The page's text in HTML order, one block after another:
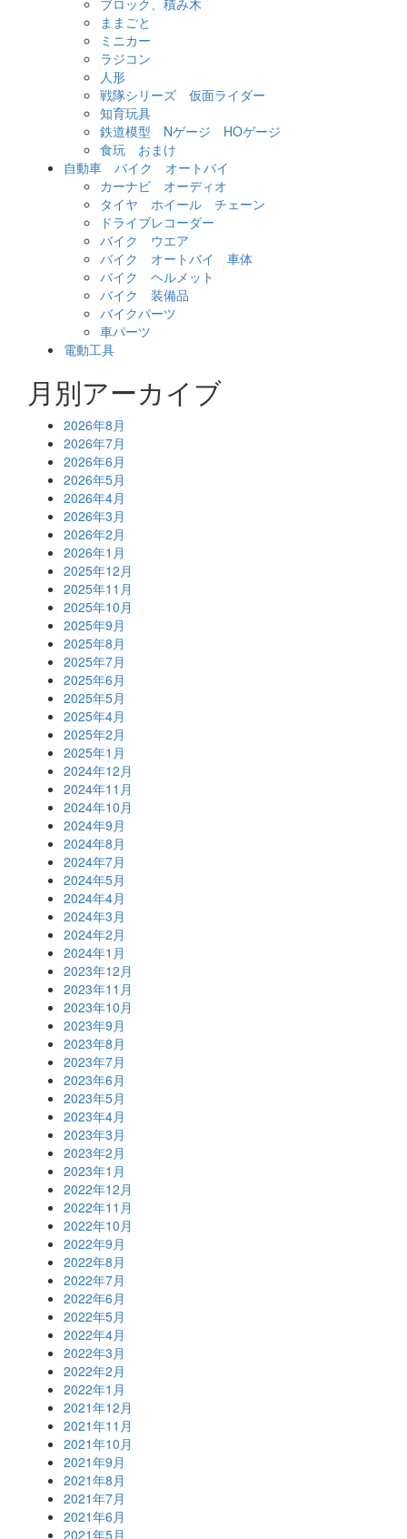
ブロック、積み木
ままごと
ミニカー
ラジコン
人形
戦隊シリーズ 仮面ライダー
知育玩具
鉄道模型 Nゲージ HOゲージ
食玩 おまけ
自動車 バイク オートバイ
カーナビ オーディオ
タイヤ ホイール チェーン
ドライブレコーダー
バイク ウエア
バイク オートバイ 車体
バイク ヘルメット
バイク 装備品
バイクパーツ
車パーツ
電動工具
月別アーカイブ
2026年8月
2026年7月
2026年6月
2026年5月
2026年4月
2026年3月
2026年2月
2026年1月
2025年12月
2025年11月
2025年10月
2025年9月
2025年8月
2025年7月
2025年6月
2025年5月
2025年4月
2025年2月
2025年1月
2024年12月
2024年11月
2024年10月
2024年9月
2024年8月
2024年7月
2024年5月
2024年4月
2024年3月
2024年2月
2024年1月
2023年12月
2023年11月
2023年10月
2023年9月
2023年8月
2023年7月
2023年6月
2023年5月
2023年4月
2023年3月
2023年2月
2023年1月
2022年12月
2022年11月
2022年10月
2022年9月
2022年8月
2022年7月
2022年6月
2022年5月
2022年4月
2022年3月
2022年2月
2022年1月
2021年12月
2021年11月
2021年10月
2021年9月
2021年8月
2021年7月
2021年6月
2021年5月